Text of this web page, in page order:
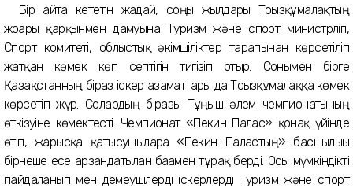
Бір айта кететін жағдай, соңғы жылдары Тоғызқұмалақтың
жоғары қарқынмен дамуына Туризм және спорт министрлігі,
Спорт комитеті, облыстық әкімшіліктер тарапынан көрсетіліп
жатқан
көмек көп септігін тигізіп отыр. Сонымен бірге
Қазақстанның біраз іскер азаматтары да Тоғызқұмалаққа көмек
көрсетіп жүр. Солардың біразы Тұңғыш әлем чем­пионатының
өткізуіне көмектесті. Чемпионат «Пекин Палас» қонақ үйінде
өтіп, жа­рысқа қатысушыларға «Пекин Паластың» басшылығы
бірнеше есе арзандатылған бағамен тұрақ берді. Осы мүмкіндікті
пайдаланып мен демеушілерді іскерлерді Туризм және спорт